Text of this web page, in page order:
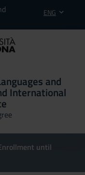
ENG
and
International
until